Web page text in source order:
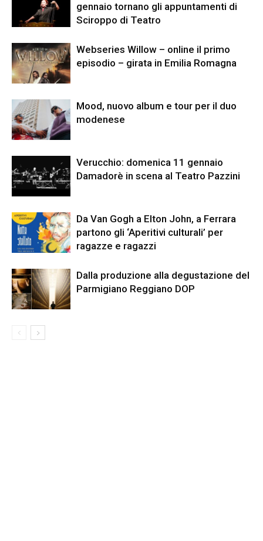
gennaio tornano gli appuntamenti di
Sciroppo di Teatro
Webseries Willow – online il primo
episodio – girata in Emilia Romagna
Mood, nuovo album e tour per il duo
modenese
Verucchio: domenica 11 gennaio
Damadorè in scena al Teatro Pazzini
Da Van Gogh a Elton John, a Ferrara
partono gli ‘Aperitivi culturali’ per
ragazze e ragazzi
Dalla produzione alla degustazione del
Parmigiano Reggiano DOP